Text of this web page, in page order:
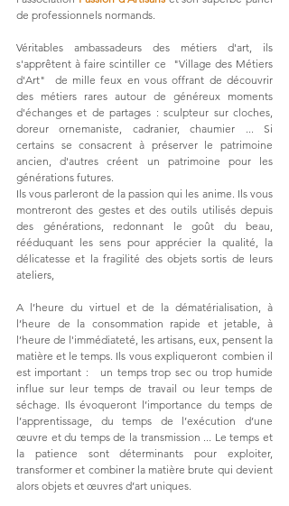
de professionnels normands.
Véritables ambassadeurs des métiers d'art, ils
s'apprêtent à faire scintiller ce  "Village des Métiers
d'Art"  de mille feux en vous offrant de découvrir
des métiers rares autour de généreux moments
d'échanges et de partages : sculpteur sur cloches,
doreur ornemaniste, cadranier, chaumier ... Si
certains se consacrent à préserver le patrimoine
ancien, d'autres créent un patrimoine pour les
générations futures.
Ils vous parleront de la passion qui les anime. Ils vous
montreront des gestes et des outils utilisés depuis
des générations, redonnant le goût du beau,
rééduquant les sens pour apprécier la qualité, la
délicatesse et la fragilité des objets sortis de leurs
ateliers,
A l’heure du virtuel et de la dématérialisation, à
l’heure de la consommation rapide et jetable, à
l’heure de l'immédiateté, les artisans, eux, pensent la
matière et le temps. Ils vous expliqueront  combien il
est important :   un temps trop sec ou trop humide
influe sur leur temps de travail ou leur temps de
séchage. Ils évoqueront l’importance du temps de
l’apprentissage, du temps de l’exécution d’une
œuvre et du temps de la transmission ... Le temps et
la patience sont déterminants pour exploiter,
transformer et combiner la matière brute qui devient
alors objets et œuvres d’art uniques.